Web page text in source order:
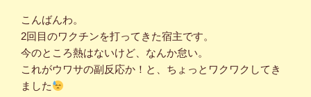
こんばんわ。
2回目のワクチンを打ってきた宿主です。
今のところ熱はないけど、なんか怠い。
これがウワサの副反応か！と、ちょっとワクワクしてき
ました